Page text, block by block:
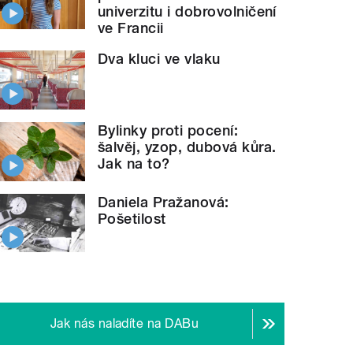
univerzitu i dobrovolničení
ve Francii
Dva kluci ve vlaku
Bylinky proti pocení:
šalvěj, yzop, dubová kůra.
Jak na to?
Daniela Pražanová:
Pošetilost
Jak nás naladíte na DABu